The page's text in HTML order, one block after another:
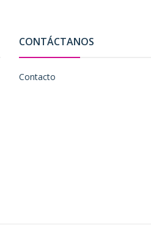
CONTÁCTANOS
Contacto